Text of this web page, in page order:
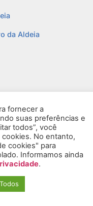
da Aldeia
fornecer a
suas preferências e
todos”, você
No entanto,
cookies" para
Informamos ainda
.